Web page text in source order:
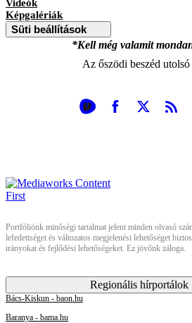
Videók
Képgalériák
Süti beállítások
*Kell még valamit
Az őszödi beszéd utolsó
Portfóliónk minőségi tartalmat jelent minden olvasó
lefedettséget és változatos megjelenési lehetőséget
irányokat és fejlődési lehetőségeket. Ez jövőnk záloga.
Regionális hírportálok
Bács-Kiskun - baon.hu
Baranya - bama.hu